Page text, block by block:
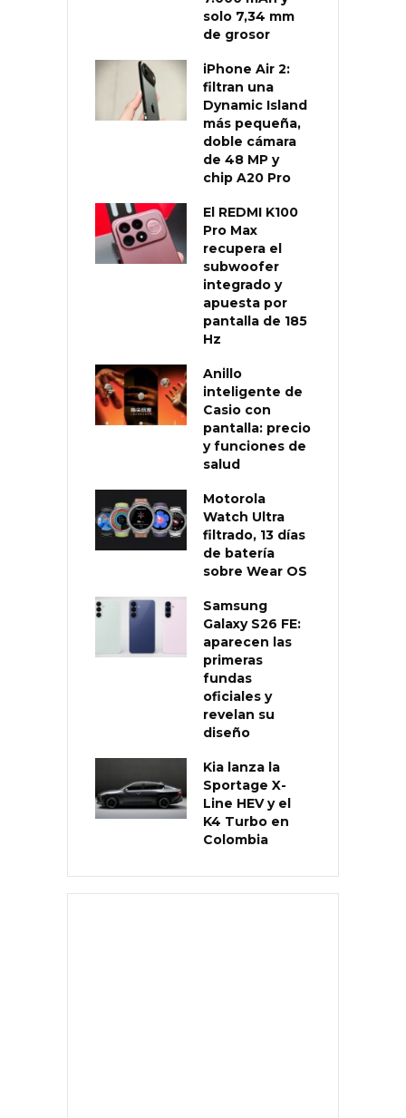
solo 7,34 mm
de grosor
iPhone Air 2:
filtran una
Dynamic Island
más pequeña,
doble cámara
de 48 MP y
chip A20 Pro
El REDMI K100
Pro Max
recupera el
subwoofer
integrado y
apuesta por
pantalla de 185
Hz
Anillo
inteligente de
Casio con
pantalla: precio
y funciones de
salud
Motorola
Watch Ultra
filtrado, 13 días
de batería
sobre Wear OS
Samsung
Galaxy S26 FE:
aparecen las
primeras
fundas
oficiales y
revelan su
diseño
Kia lanza la
Sportage X-
Line HEV y el
K4 Turbo en
Colombia